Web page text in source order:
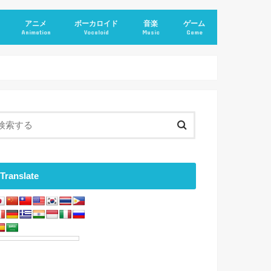
アニメ
Animation
ボーカロイド
Vocaloid
音楽
Music
ゲーム
Game
Translate